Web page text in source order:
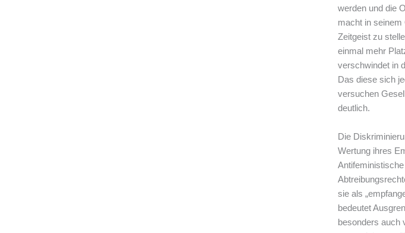
werden und die
macht in seinem
Zeitgeist zu
einmal mehr
verschwindet in
Das diese sich
versuchen
deutlich.
Die
Wertung ihres
sie als
bedeutet
besonders auch